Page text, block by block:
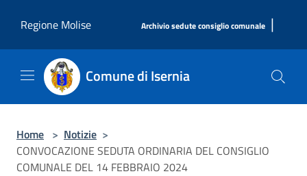
Regione Molise
Archivio sedute consiglio comunale |
Comune di Isernia
Home > Notizie >
CONVOCAZIONE SEDUTA ORDINARIA DEL CONSIGLIO
COMUNALE DEL 14 FEBBRAIO 2024